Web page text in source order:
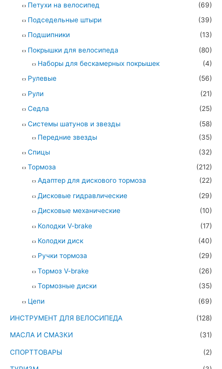
Петухи на велосипед
(69)
Подседельные штыри
(39)
Подшипники
(13)
Покрышки для велосипеда
(80)
Наборы для бескамерных покрышек
(4)
Рулевые
(56)
Рули
(21)
Седла
(25)
Системы шатунов и звезды
(58)
Передние звезды
(35)
Спицы
(32)
Тормоза
(212)
Адаптер для дискового тормоза
(22)
Дисковые гидравлические
(29)
Дисковые механические
(10)
Колодки V-brake
(17)
Колодки диск
(40)
Ручки тормоза
(29)
Тормоз V-brake
(26)
Тормозные диски
(35)
Цепи
(69)
ИНСТРУМЕНТ ДЛЯ ВЕЛОСИПЕДА (128)
МАСЛА И СМАЗКИ (31)
СПОРТТОВАРЫ (2)